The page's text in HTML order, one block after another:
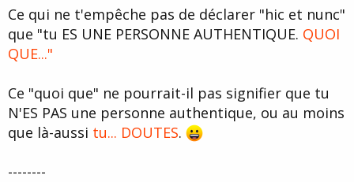
Ce qui ne t'empêche pas de déclarer "hic et nunc"
que "tu ES UNE PERSONNE AUTHENTIQUE. QUOI
QUE..."
Ce "quoi que" ne pourrait-il pas signifier que tu
N'ES PAS une personne authentique, ou au moins
que là-aussi tu... DOUTES.
--------